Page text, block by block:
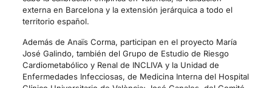
externa en Barcelona y la extensión jerárquica a todo el
territorio español.
Además de Anaïs Corma, participan en el proyecto María
José Galindo, también del Grupo de Estudio de Riesgo
Cardiometabólico y Renal de INCLIVA y la Unidad de
Enfermedades Infecciosas, de Medicina Interna del Hospital